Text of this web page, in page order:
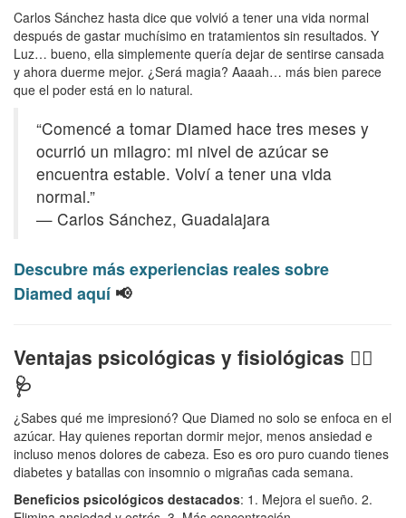
Carlos Sánchez hasta dice que volvió a tener una vida normal
después de gastar muchísimo en tratamientos sin resultados. Y
Luz… bueno, ella simplemente quería dejar de sentirse cansada
y ahora duerme mejor. ¿Será magia? Aaaah… más bien parece
que el poder está en lo natural.
“Comencé a tomar Diamed hace tres meses y
ocurrió un milagro: mi nivel de azúcar se
encuentra estable. Volví a tener una vida
normal.”
— Carlos Sánchez, Guadalajara
Descubre más experiencias reales sobre
Diamed aquí 📢
Ventajas psicológicas y fisiológicas 🧘‍♂️
🩺
¿Sabes qué me impresionó? Que Diamed no solo se enfoca en el
azúcar. Hay quienes reportan dormir mejor, menos ansiedad e
incluso menos dolores de cabeza. Eso es oro puro cuando tienes
diabetes y batallas con insomnio o migrañas cada semana.
Beneficios psicológicos destacados: 1. Mejora el sueño. 2.